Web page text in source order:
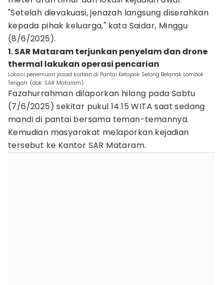
"Setelah dievakuasi, jenazah langsung diserahkan
kepada pihak keluarga," kata Saidar, Minggu
(8/6/2025).
1. SAR Mataram terjunkan penyelam dan drone
thermal lakukan operasi pencarian
Lokasi penemuan jasad korban di Pantai Ketapak Selong Belanak Lombok
Tengah. (dok. SAR Mataram)
Fazahurrahman dilaporkan hilang pada Sabtu
(7/6/2025) sekitar pukul 14.15 WITA saat sedang
mandi di pantai bersama teman-temannya.
Kemudian masyarakat melaporkan kejadian
tersebut ke Kantor SAR Mataram.